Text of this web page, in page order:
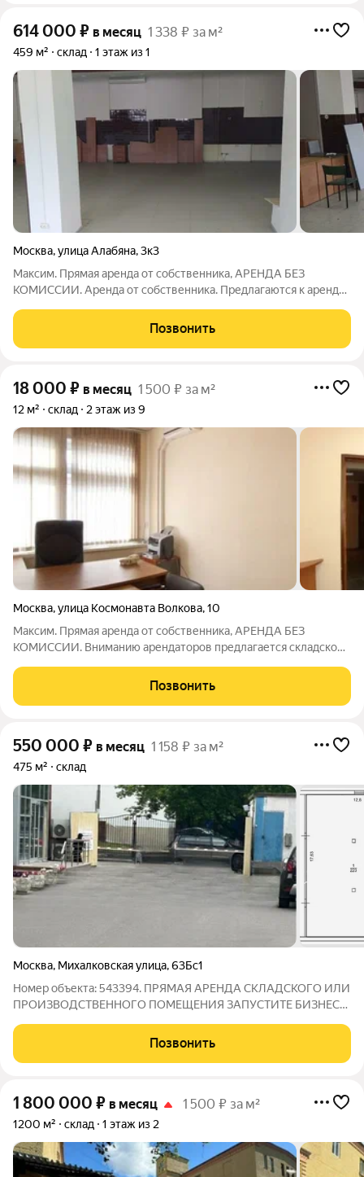
614 000 ₽ в месяц 1 338 ₽ за м²
459 м² склад 1 этаж из 1
Москва,улица Алабяна,3к3
Максим. Прямая аренда от собственника, АРЕНДА БЕЗ
КОМИССИИ. Аренда от собственника. Предлагаются к аренде:
состоит из двух частей первый этаж зал 290 кв. м, и подвал
169 м., сдается все в одни руки.
Позвонить
18 000 ₽ в месяц 1 500 ₽ за м²
12 м² склад 2 этаж из 9
Москва,улица Космонавта Волкова,10
Максим. Прямая аренда от собственника, АРЕНДА БЕЗ
КОМИССИИ. Вниманию арендаторов предлагается складское
фото представлен типовой ремонт офисных помещений в
этом здании). Проведены все
Позвонить
550 000 ₽ в месяц 1 158 ₽ за м²
475 м² склад
Москва, Михалковская улица,63Бс1
Номер объекта: 543394. ПРЯМАЯ АРЕНДА СКЛАДСКОГО ИЛИ
ПРОИЗВОДСТВЕННОГО ПОМЕЩЕНИЯ ЗАПУСТИТЕ БИЗНЕС
правильной прямоугольной формы такая геометрия позволяет
использовать каждый метр с максимальной
Позвонить
1 800 000 ₽ в месяц 1 500 ₽ за м²
1200 м² склад 1 этаж из 2